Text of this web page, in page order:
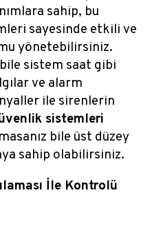
sahip, bu
sayesinde etkili ve
yönetebilirsiniz.
bile sistem saat gibi
ve alarm
ile sirenlerin
sistemleri
bile üst düzey
sahip olabilirsiniz.
İle Kontrolü